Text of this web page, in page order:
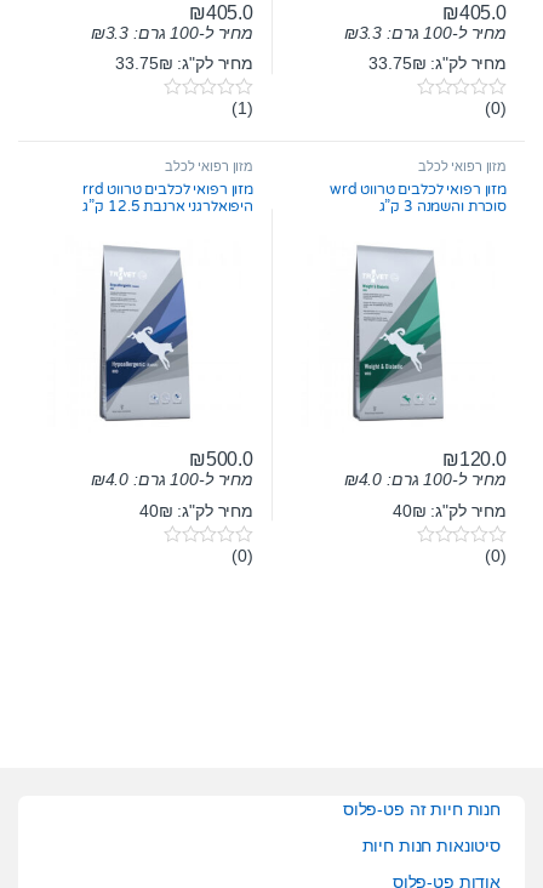
₪405.0
מחיר ל-100 גרם: ₪3.3
מחיר לק"ג: 33.75₪
0
t
f
5
(0)
₪405.0
מחיר ל-100 גרם: ₪3.3
מחיר לק"ג: 33.75₪
0
t
f
5
(1)
מזון רפואי לכלב
מזון רפואי לכלבים טרווט wrd
סוכרת והשמנה 3 ק”ג
₪120.0
מחיר ל-100 גרם: ₪4.0
מחיר לק"ג: 40₪
0(0)
מזון רפואי לכלב
מזון רפואי לכלבים טרווט rrd
היפואלרגני ארנבת 12.5 ק”ג
₪500.0
מחיר ל-100 גרם: ₪4.0
מחיר לק"ג: 40₪
0(0)
חנות חיות זה פט-פלוס
סיטונאות חנות חיות
אודות פט-פלוס